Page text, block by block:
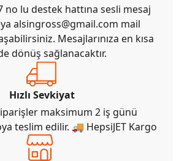
no lu destek hattına sesli mesaj
alsingross@gmail.com mail
Mesajlarınıza en kısa
dönüş sağlanacaktır.
Hızlı Sevkiyat
maksimum 2 iş günü
teslim edilir. 🚚 HepsiJET Kargo